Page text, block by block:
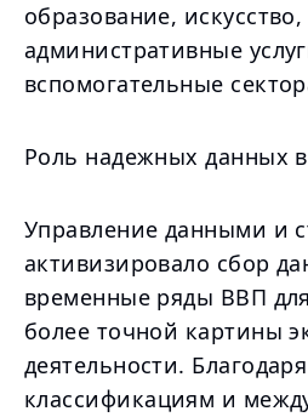
образование, искусство,
административные
вспомогательные
Роль надежных данных
Управление данными и
активизировало сбор
временные ряды ВВП
более точной картины
деятельности.
классификациям и